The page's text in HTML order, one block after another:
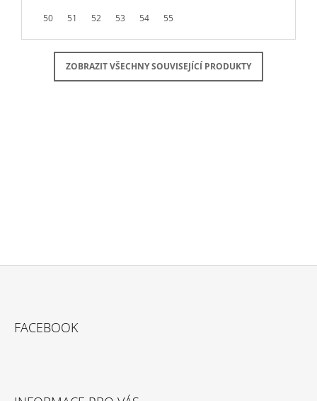
50 51 52 53 54 55
ZOBRAZIT VŠECHNY SOUVISEJÍCÍ PRODUKTY
FACEBOOK